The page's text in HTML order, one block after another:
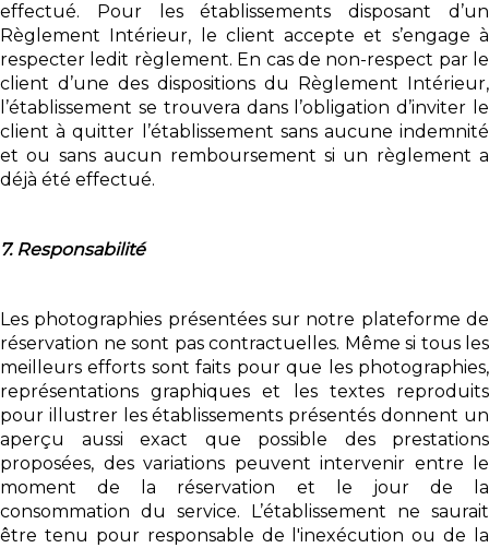
effectué. Pour les établissements disposant d’un
Règlement Intérieur, le client accepte et s’engage à
respecter ledit règlement. En cas de non-respect par le
client d’une des dispositions du Règlement Intérieur,
l’établissement se trouvera dans l’obligation d’inviter le
client à quitter l’établissement sans aucune indemnité
et ou sans aucun remboursement si un règlement a
déjà été effectué.
7. Responsabilité
Les photographies présentées sur notre plateforme de
réservation ne sont pas contractuelles. Même si tous les
meilleurs efforts sont faits pour que les photographies,
représentations graphiques et les textes reproduits
pour illustrer les établissements présentés donnent un
aperçu aussi exact que possible des prestations
proposées, des variations peuvent intervenir entre le
moment de la réservation et le jour de la
consommation du service. L’établissement ne saurait
être tenu pour responsable de l'inexécution ou de la